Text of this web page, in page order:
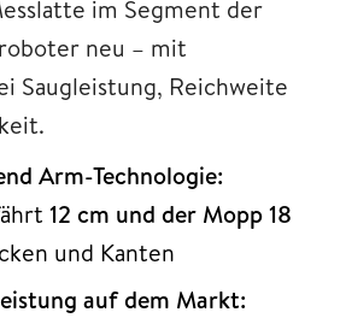
im Segment der
neu – mit
Saugleistung, Reichweite
Arm-Technologie:
12 cm und der Mopp 18
und Kanten
auf dem Markt: